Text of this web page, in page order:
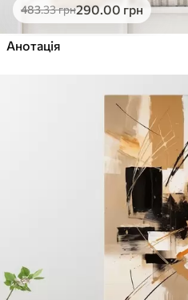
483.33грн290 .00 грн
Анотація